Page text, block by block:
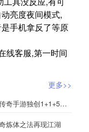
亮度夜间模式,
手机拿反了等原
线客服,第一时间
更多>>
​凤凰传奇自动主线挂机脚本辅助 凤凰传奇手游独创1+1+5模式经典传奇
炼体之法再现江湖